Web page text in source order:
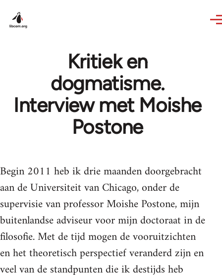
Kritiek en
dogmatisme.
Interview met Moishe
Postone
Begin 2011 heb ik drie maanden doorgebracht
aan de Universiteit van Chicago, onder de
supervisie van professor Moishe Postone, mijn
buitenlandse adviseur voor mijn doctoraat in de
filosofie. Met de tijd mogen de vooruitzichten
en het theoretisch perspectief veranderd zijn en
veel van de standpunten die ik destijds heb